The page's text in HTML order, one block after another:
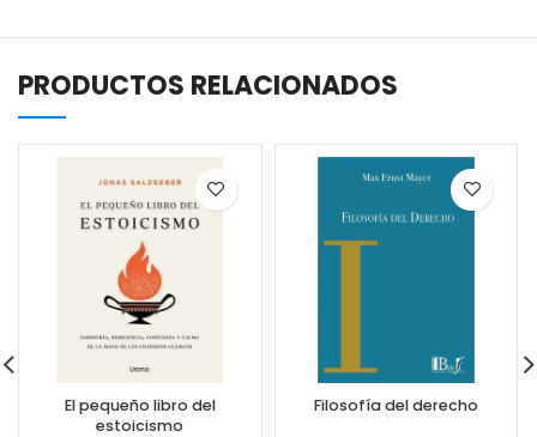
PRODUCTOS RELACIONADOS
El pequeño libro del
estoicismo
Filosofía del derecho